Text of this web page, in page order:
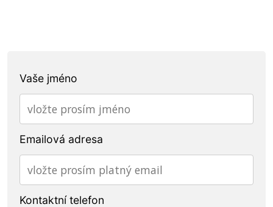
Vaše jméno
Emailová adresa
Kontaktní telefon